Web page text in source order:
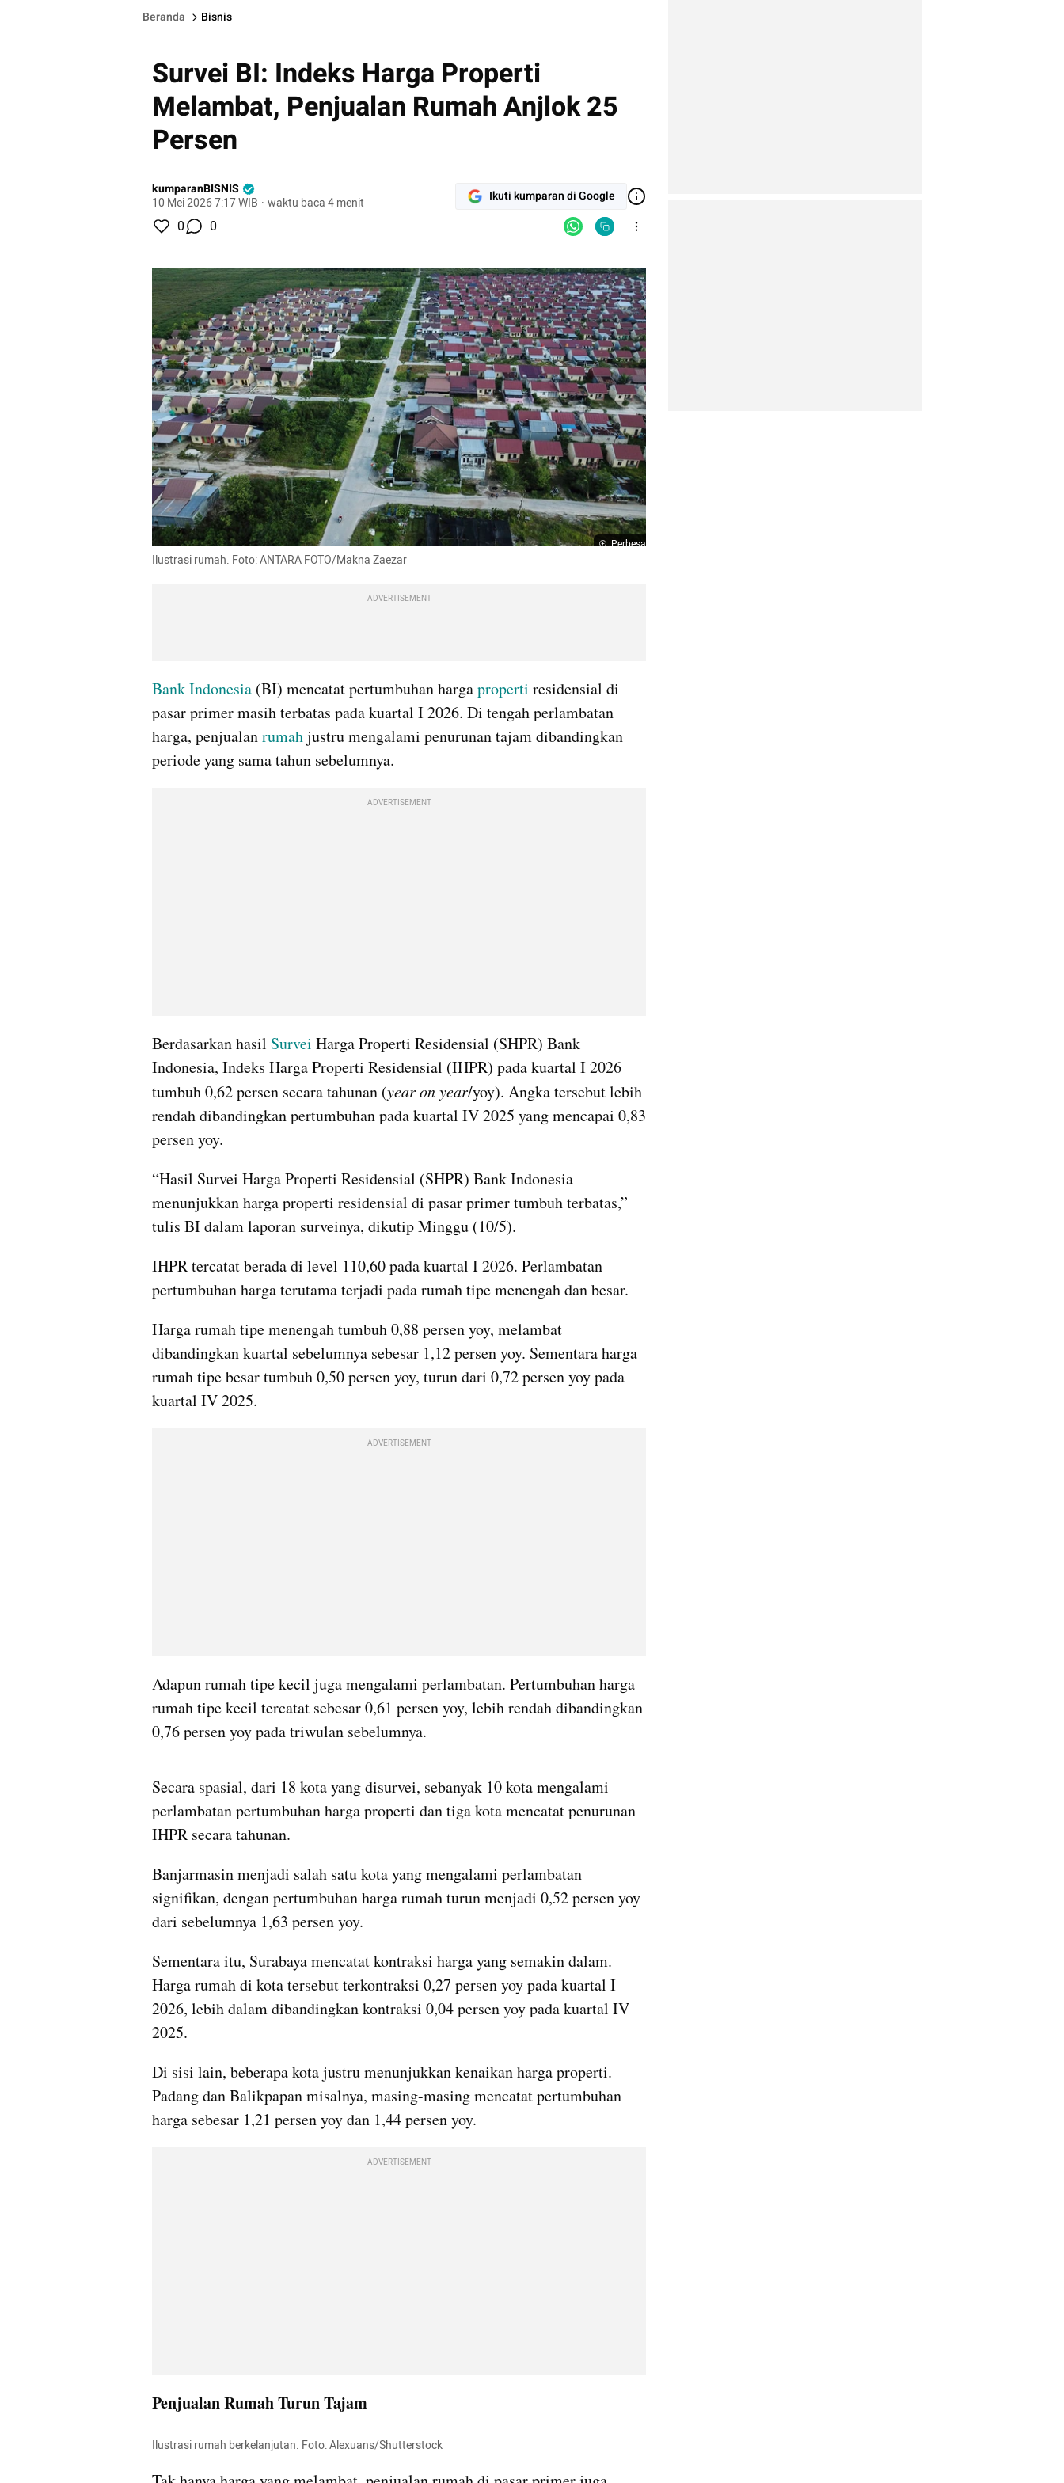
Beranda Bisnis
Survei BI: Indeks Harga Properti
Melambat, Penjualan Rumah Anjlok 25
Persen
kumparanBISNIS
10 Mei 2026 7:17 WIB · waktu baca 4 menit Ikuti kumparan di Google
0 0
Perbesar
Ilustrasi rumah. Foto: ANTARA FOTO/Makna Zaezar
ADVERTISEMENT
Bank Indonesia (BI) mencatat pertumbuhan harga properti residensial di
pasar primer masih terbatas pada kuartal I 2026. Di tengah perlambatan
harga, penjualan rumah justru mengalami penurunan tajam dibandingkan
periode yang sama tahun sebelumnya.
ADVERTISEMENT
Berdasarkan hasil Survei Harga Properti Residensial (SHPR) Bank
Indonesia, Indeks Harga Properti Residensial (IHPR) pada kuartal I 2026
tumbuh 0,62 persen secara tahunan (year on year/yoy). Angka tersebut lebih
rendah dibandingkan pertumbuhan pada kuartal IV 2025 yang mencapai 0,83
persen yoy.
“Hasil Survei Harga Properti Residensial (SHPR) Bank Indonesia
menunjukkan harga properti residensial di pasar primer tumbuh terbatas,”
tulis BI dalam laporan surveinya, dikutip Minggu (10/5).
IHPR tercatat berada di level 110,60 pada kuartal I 2026. Perlambatan
pertumbuhan harga terutama terjadi pada rumah tipe menengah dan besar.
Harga rumah tipe menengah tumbuh 0,88 persen yoy, melambat
dibandingkan kuartal sebelumnya sebesar 1,12 persen yoy. Sementara harga
rumah tipe besar tumbuh 0,50 persen yoy, turun dari 0,72 persen yoy pada
kuartal IV 2025.
ADVERTISEMENT
Adapun rumah tipe kecil juga mengalami perlambatan. Pertumbuhan harga
rumah tipe kecil tercatat sebesar 0,61 persen yoy, lebih rendah dibandingkan
0,76 persen yoy pada triwulan sebelumnya.
Secara spasial, dari 18 kota yang disurvei, sebanyak 10 kota mengalami
perlambatan pertumbuhan harga properti dan tiga kota mencatat penurunan
IHPR secara tahunan.
Banjarmasin menjadi salah satu kota yang mengalami perlambatan
signifikan, dengan pertumbuhan harga rumah turun menjadi 0,52 persen yoy
dari sebelumnya 1,63 persen yoy.
Sementara itu, Surabaya mencatat kontraksi harga yang semakin dalam.
Harga rumah di kota tersebut terkontraksi 0,27 persen yoy pada kuartal I
2026, lebih dalam dibandingkan kontraksi 0,04 persen yoy pada kuartal IV
2025.
Di sisi lain, beberapa kota justru menunjukkan kenaikan harga properti.
Padang dan Balikpapan misalnya, masing-masing mencatat pertumbuhan
harga sebesar 1,21 persen yoy dan 1,44 persen yoy.
ADVERTISEMENT
Penjualan Rumah Turun Tajam
Ilustrasi rumah berkelanjutan. Foto: Alexuans/Shutterstock